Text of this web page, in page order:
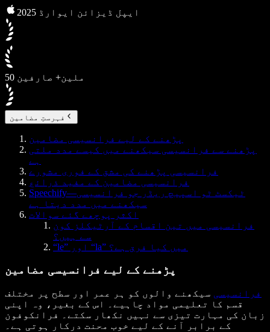
2025 ایپل ڈیزائن ایوارڈ
50 ملین+ صارفین
فہرستِ مضامین
پڑھنے کے لیے فرانسیسی مضامین
پڑھنے سے فرانسیسی سیکھنے میں کیسے مدد ملتی
ہے
فرانسیسی پڑھنے کی مشق کے فوری مشورے
فرانسیسی مضامین کے مفید ذرائع
Speechify—ٹیکسٹ ٹو اسپیچ ریڈر جو فرانسیسی
سیکھنے میں مدد دیتا ہے
اکثر پوچھے گئے سوالات
فرانسیسی میں تین اقسام کے آرٹیکلز کون
سے ہیں؟
“le” اور “la” میں کیا فرق ہے؟
پڑھنے کے لیے فرانسیسی مضامین
فرانسیسی سیکھنے والوں کو ہر عمر اور سطح پر مختلف
قسم کا تعلیمی مواد چاہیے۔ اس کے بغیر، وہ اپنی
زبان کی مہارت تیزی سے نہیں نکھار سکتے۔ فرانکوفون
کے برابر آنے کے لیے خوب محنت درکار ہوتی ہے۔